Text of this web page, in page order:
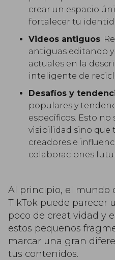
crear un espacio
fortalecer tu
Videos antiguos:
antiguas editando
actuales en la
inteligente de
Desafíos y
populares y
específicos. Esto
visibilidad sino que
creadores e
colaboraciones
Al principio, el mundo
TikTok puede parecer
poco de creatividad y
estos pequeños
marcar una gran
tus contenidos.